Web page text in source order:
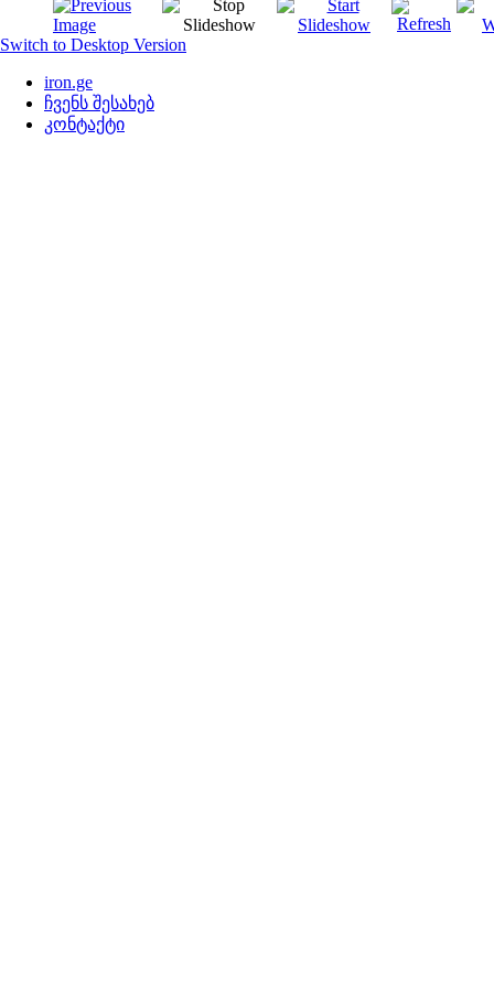
Switch to Desktop Version
iron.ge
ჩვენს შესახებ
კონტაქტი